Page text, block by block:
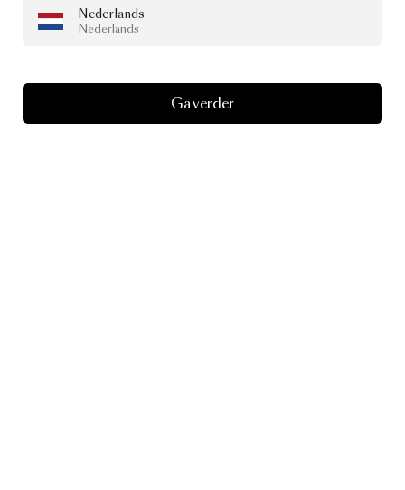
Nederlands
Nederlands
Ga verder